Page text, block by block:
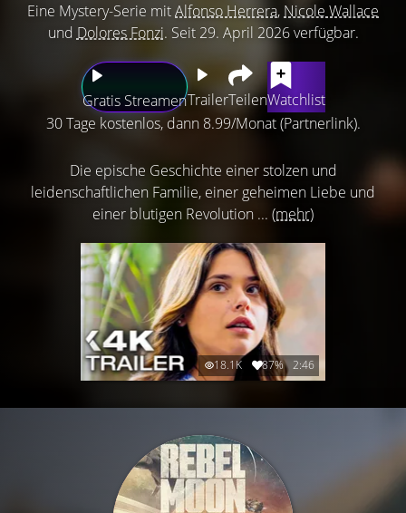
Eine Mystery-Serie mitAlfonso Herrera, Nicole Wallace
und Dolores Fonzi. Seit 29. April 2026 verfügbar.
Gratis StreamenTrailerTeilenWatchlist
30 Tage kostenlos, dann 8.99/Monat (Partnerlink).
Die epische Geschichte einer stolzen und
leidenschaftlichen Familie, einer geheimen Liebe und
einer blutigen Revolution ... (mehr)
18.1K 87% 2:46